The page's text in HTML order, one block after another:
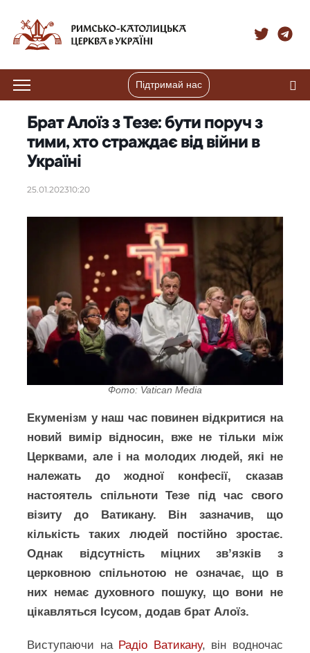
Підтримай нас
Брат Алоїз з Тезе: бути поруч з
тими, хто страждає від війни в
Україні
25.01.202310:20
Фото: Vatican Media
Екуменізм у наш час повинен відкритися на
новий вимір відносин, вже не тільки між
Церквами, але і на молодих людей, які не
належать до жодної конфесії, сказав
настоятель спільноти Тезе під час свого
візиту до Ватикану. Він зазначив, що
кількість таких людей постійно зростає.
Однак відсутність міцних зв’язків з
церковною спільнотою не означає, що в
них немає духовного пошуку, що вони не
цікавляться Ісусом, додав брат Алоїз.
Виступаючи на Радіо Ватикану, він водночас